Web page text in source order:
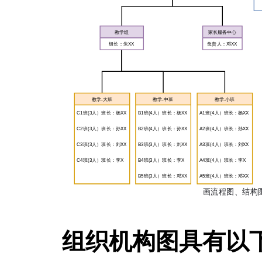
组织机构图具有以